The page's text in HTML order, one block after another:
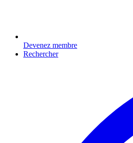
Devenez membre
Rechercher